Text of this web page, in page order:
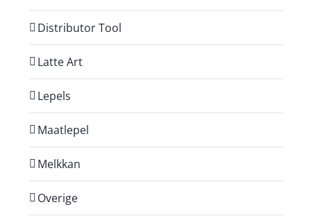
Distributor Tool
Latte Art
Lepels
Maatlepel
Melkkan
Overige